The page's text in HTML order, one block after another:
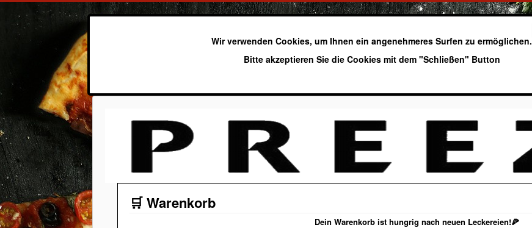
Wir verwenden Cookies, um Ihnen ein angenehmeres Surfen zu ermöglichen.
Bitte akzeptieren Sie die Cookies mit dem "Schließen" Button
🛒 Warenkorb
Dein Warenkorb ist hungrig nach neuen Leckereien!🍕